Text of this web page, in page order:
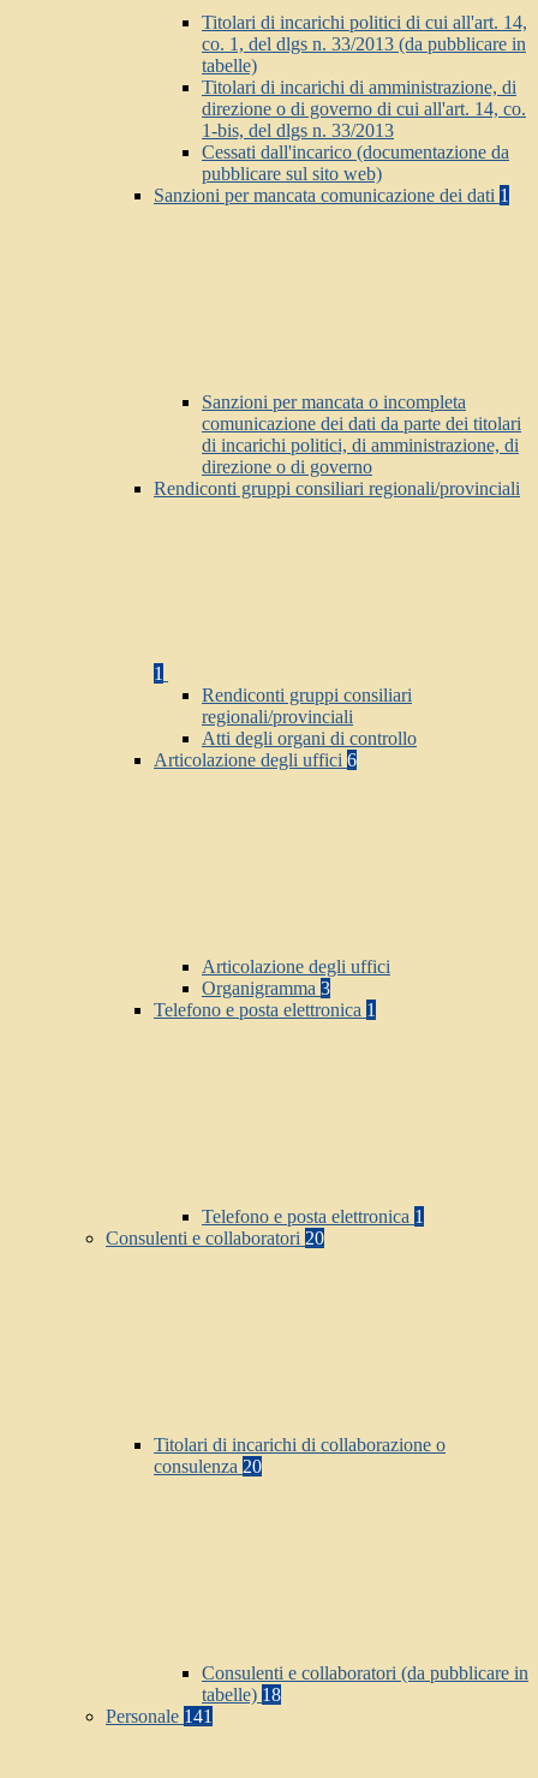
Titolari di incarichi politici di cui all'art. 14,
co. 1, del dlgs n. 33/2013 (da pubblicare in
tabelle)
Titolari di incarichi di amministrazione, di
direzione o di governo di cui all'art. 14, co.
1-bis, del dlgs n. 33/2013
Cessati dall'incarico (documentazione da
pubblicare sul sito web)
Sanzioni per mancata comunicazione dei dati 1
Sanzioni per mancata o incompleta
comunicazione dei dati da parte dei titolari
di incarichi politici, di amministrazione, di
direzione o di governo
Rendiconti gruppi consiliari regionali/provinciali
1
Rendiconti gruppi consiliari
regionali/provinciali
Atti degli organi di controllo
Articolazione degli uffici 6
Articolazione degli uffici
Organigramma 3
Telefono e posta elettronica 1
Telefono e posta elettronica 1
Consulenti e collaboratori 20
Titolari di incarichi di collaborazione o
consulenza 20
Consulenti e collaboratori (da pubblicare in
tabelle) 18
Personale 141